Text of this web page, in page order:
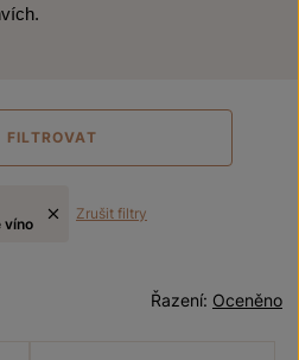
FILTROVAT
víno
Zrušit filtry
Oceněno
Řazení: